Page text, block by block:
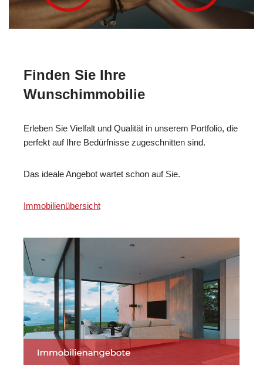
Finden Sie Ihre
Wunschimmobilie
Erleben Sie Vielfalt und Qualität in unserem Portfolio, die
perfekt auf Ihre Bedürfnisse zugeschnitten sind.
Das ideale Angebot wartet schon auf Sie.
Immobilienübersicht